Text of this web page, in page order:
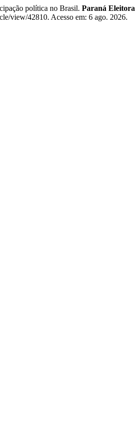
política no Brasil. Paraná
view/42810. Acesso em: 6 ago. 2026.